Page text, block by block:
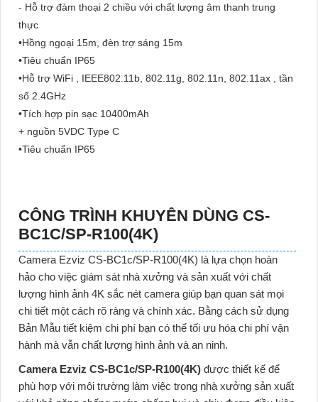
- Hỗ trợ đàm thoại 2 chiều với chất lượng âm thanh trung
thực
•Hồng ngoại 15m, đèn trợ sáng 15m
•Tiêu chuẩn IP65
•Hỗ trợ WiFi , IEEE802.11b, 802.11g, 802.11n, 802.11ax , tần
số 2.4GHz
•Tích hợp pin sạc 10400mAh
+ nguồn 5VDC Type C
•Tiêu chuẩn IP65
CÔNG TRÌNH KHUYÊN DÙNG CS-
BC1C/SP-R100(4K)
Camera Ezviz CS-BC1c/SP-R100(4K) là lựa chọn hoàn
hảo cho việc giám sát nhà xưởng và sản xuất với chất
lượng hình ảnh 4K sắc nét camera giúp bạn quan sát mọi
chi tiết một cách rõ ràng và chính xác. Bằng cách sử dụng
Bản Mẫu tiết kiệm chi phí bạn có thể tối ưu hóa chi phí vận
hành mà vẫn chất lượng hình ảnh và an ninh.
Camera Ezviz CS-BC1c/SP-R100(4K) được thiết kế để
phù hợp với môi trường làm việc trong nhà xưởng sản xuất